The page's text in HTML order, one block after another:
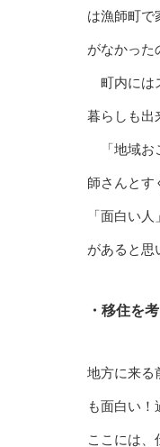
は漁師町で
がなかった
町内には
暮らしも出
「地域お
師さんとす
「面白い
があると思
・移住を
地方に来る
も面白い
ここには